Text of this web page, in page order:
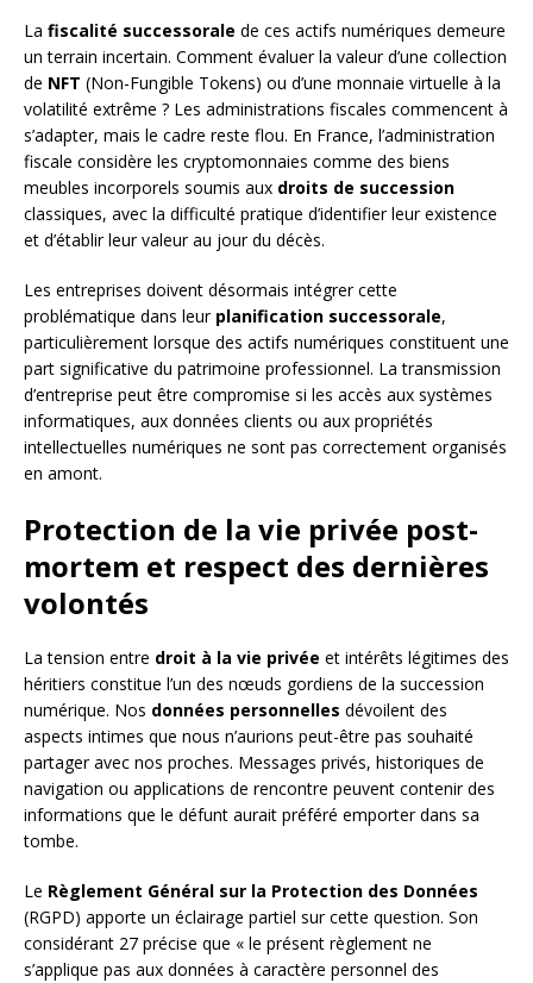
La fiscalité successorale de ces actifs numériques demeure
un terrain incertain. Comment évaluer la valeur d’une collection
de NFT (Non-Fungible Tokens) ou d’une monnaie virtuelle à la
volatilité extrême ? Les administrations fiscales commencent à
s’adapter, mais le cadre reste flou. En France, l’administration
fiscale considère les cryptomonnaies comme des biens
meubles incorporels soumis aux droits de succession
classiques, avec la difficulté pratique d’identifier leur existence
et d’établir leur valeur au jour du décès.
Les entreprises doivent désormais intégrer cette
problématique dans leur planification successorale,
particulièrement lorsque des actifs numériques constituent une
part significative du patrimoine professionnel. La transmission
d’entreprise peut être compromise si les accès aux systèmes
informatiques, aux données clients ou aux propriétés
intellectuelles numériques ne sont pas correctement organisés
en amont.
Protection de la vie privée post-
mortem et respect des dernières
volontés
La tension entre droit à la vie privée et intérêts légitimes des
héritiers constitue l’un des nœuds gordiens de la succession
numérique. Nos données personnelles dévoilent des
aspects intimes que nous n’aurions peut-être pas souhaité
partager avec nos proches. Messages privés, historiques de
navigation ou applications de rencontre peuvent contenir des
informations que le défunt aurait préféré emporter dans sa
tombe.
Le Règlement Général sur la Protection des Données
(RGPD) apporte un éclairage partiel sur cette question. Son
considérant 27 précise que « le présent règlement ne
s’applique pas aux données à caractère personnel des